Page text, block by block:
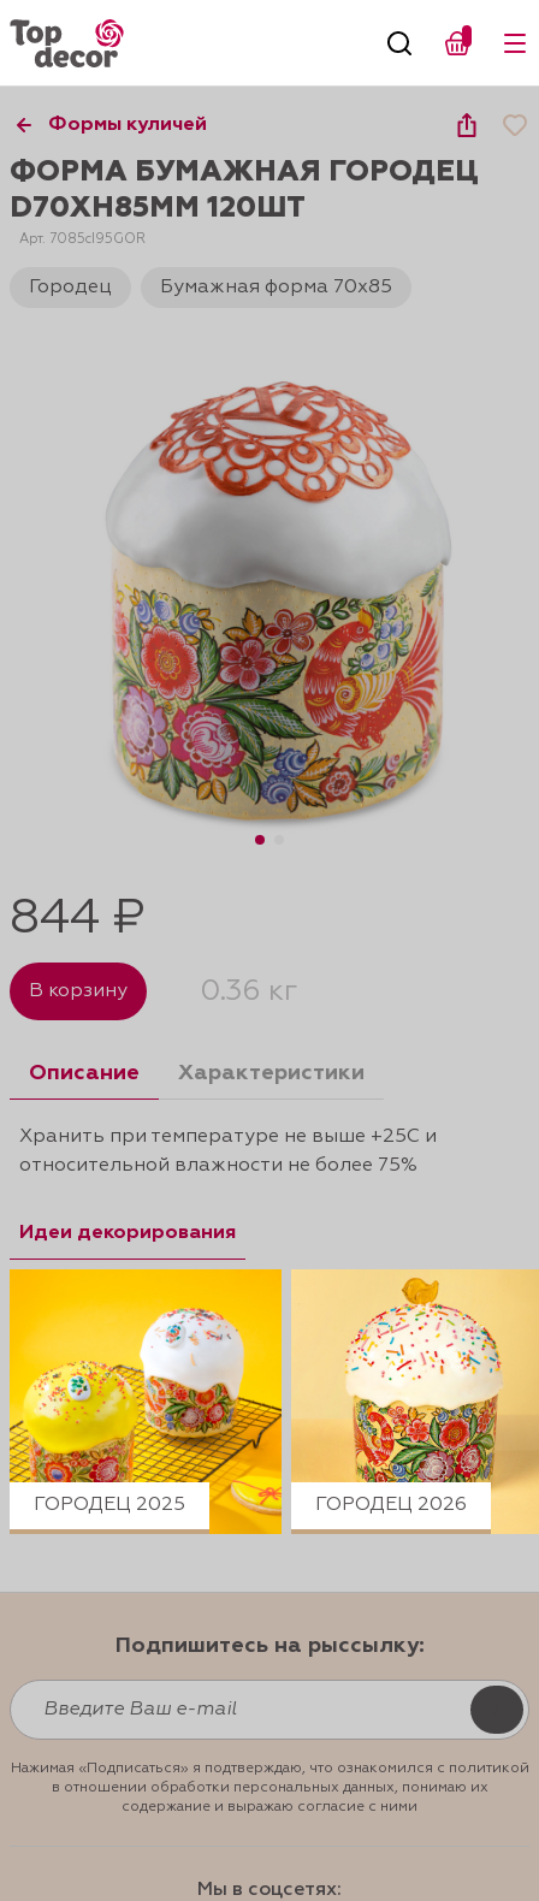
Формы куличей
ФОРМА БУМАЖНАЯ ГОРОДЕЦ
D70XH85ММ 120ШТ
Арт. 7085сI95GOR
Городец Бумажная форма 70х85
844 ₽
В корзину 0.36 кг
Описание Характеристики
Хранить при температуре не выше +25С и
относительной влажности не более 75%
Идеи декорирования
ГОРОДЕЦ 2025 ГОРОДЕЦ 2026
Подпишитесь на рыссылку:
Нажимая «Подписаться» я подтверждаю, что ознакомился с политикой
в отношении обработки персональных данных, понимаю их
содержание и выражаю согласие с ними
Мы в соцсетях: